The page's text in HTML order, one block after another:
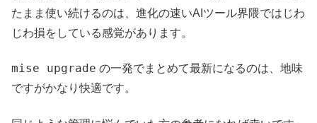
たまま使い続けるのは、進化の速いAIツール界隈ではじわ
じわ損をしている感覚があります。
mise upgrade の一発でまとめて最新になるのは、地味
ですがかなり快適です。